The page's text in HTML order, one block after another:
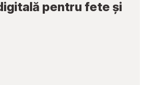
pentru fete și